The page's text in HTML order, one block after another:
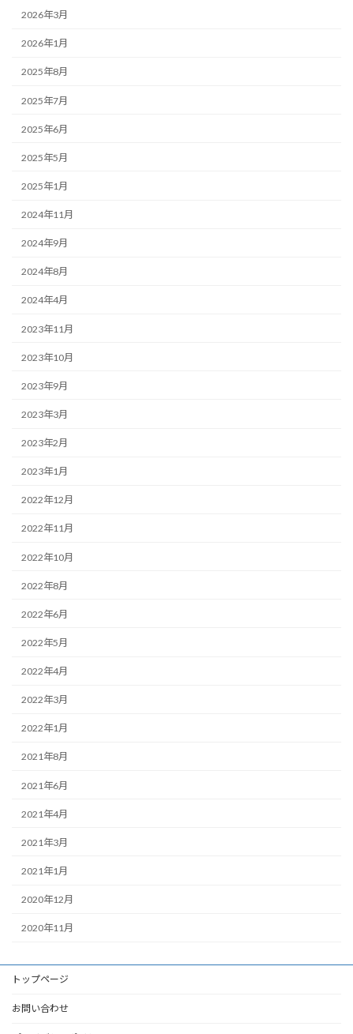
2026年3月
2026年1月
2025年8月
2025年7月
2025年6月
2025年5月
2025年1月
2024年11月
2024年9月
2024年8月
2024年4月
2023年11月
2023年10月
2023年9月
2023年3月
2023年2月
2023年1月
2022年12月
2022年11月
2022年10月
2022年8月
2022年6月
2022年5月
2022年4月
2022年3月
2022年1月
2021年8月
2021年6月
2021年4月
2021年3月
2021年1月
2020年12月
2020年11月
トップページ
お問い合わせ